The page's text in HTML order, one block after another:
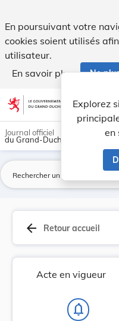
En poursuivant votre
cookies soient utilisés
utilisateur.
En savoir plus
Ne
Aller au contenu Explorez
en
Journal officiel
du Grand-Duché de Luxembourg
arrow_back Retour accueil
Acte en vigueur
notifications_none